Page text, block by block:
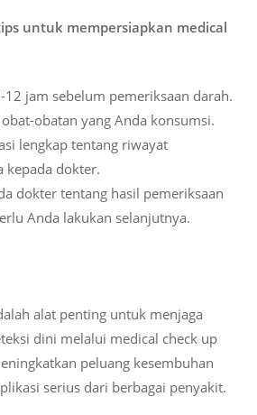
untuk mempersiapkan medical
12 jam sebelum pemeriksaan darah.
obatan yang Anda konsumsi.
lengkap tentang riwayat
kepada dokter.
dokter tentang hasil pemeriksaan
Anda lakukan selanjutnya.
alat penting untuk menjaga
dini melalui medical check up
peluang kesembuhan
serius dari berbagai penyakit.